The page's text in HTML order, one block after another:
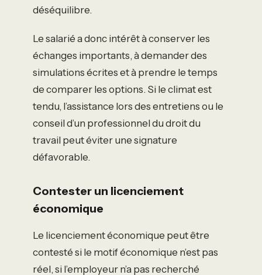
déséquilibre.
Le salarié a donc intérêt à conserver les
échanges importants, à demander des
simulations écrites et à prendre le temps
de comparer les options. Si le climat est
tendu, l’assistance lors des entretiens ou le
conseil d’un professionnel du droit du
travail peut éviter une signature
défavorable.
Contester un licenciement
économique
Le licenciement économique peut être
contesté si le motif économique n’est pas
réel, si l’employeur n’a pas recherché